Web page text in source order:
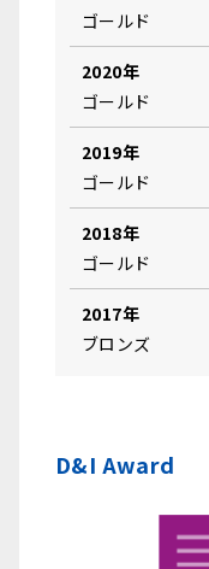
ゴールド
2020年
ゴールド
2019年
ゴールド
2018年
ゴールド
2017年
ブロンズ
D&I Award